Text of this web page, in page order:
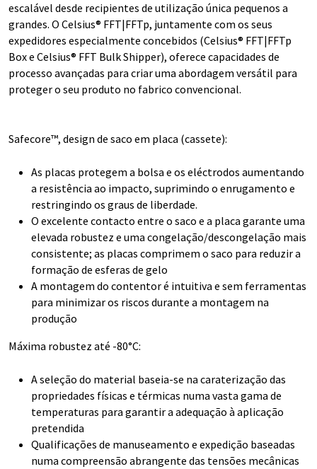
escalável desde recipientes de utilização única pequenos a
grandes. O Celsius® FFT|FFTp, juntamente com os seus
expedidores especialmente concebidos (Celsius® FFT|FFTp
Box e Celsius® FFT Bulk Shipper), oferece capacidades de
processo avançadas para criar uma abordagem versátil para
proteger o seu produto no fabrico convencional.
Safecore™, design de saco em placa (cassete):
As placas protegem a bolsa e os eléctrodos aumentando
a resistência ao impacto, suprimindo o enrugamento e
restringindo os graus de liberdade.
O excelente contacto entre o saco e a placa garante uma
elevada robustez e uma congelação/descongelação mais
consistente; as placas comprimem o saco para reduzir a
formação de esferas de gelo
A montagem do contentor é intuitiva e sem ferramentas
para minimizar os riscos durante a montagem na
produção
Máxima robustez até -80°C:
A seleção do material baseia-se na caraterização das
propriedades físicas e térmicas numa vasta gama de
temperaturas para garantir a adequação à aplicação
pretendida
Qualificações de manuseamento e expedição baseadas
numa compreensão abrangente das tensões mecânicas